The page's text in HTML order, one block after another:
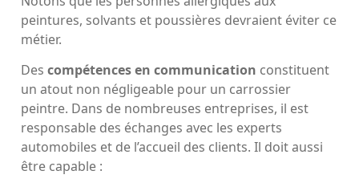
peintures, solvants et poussières devraient éviter ce
métier.
Des compétences en communication constituent
un atout non négligeable pour un carrossier
peintre. Dans de nombreuses entreprises, il est
responsable des échanges avec les experts
automobiles et de l’accueil des clients. Il doit aussi
être capable :